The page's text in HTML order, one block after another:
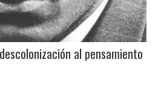
al pensamiento